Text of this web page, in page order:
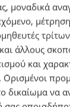
μοναδικά
άλλους
και
να